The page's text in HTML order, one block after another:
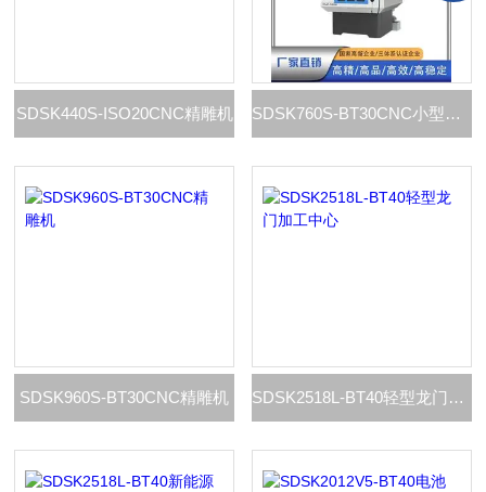
SDSK440S-ISO20CNC精雕机 SDSK760S-BT30CNC小型精雕机
SDSK960S-BT30CNC精雕机 SDSK2518L-BT40轻型龙门加工中心